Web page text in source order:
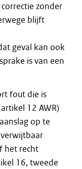
zonder
blijft
geval kan ook
is van een
fout die is
12 AWR)
op te
verwijtbaar
het recht
16, tweede